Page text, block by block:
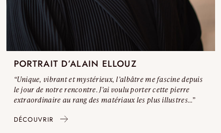
PORTRAIT D’ALAIN ELLOUZ
“Unique, vibrant et mystérieux, l’albâtre me fascine depuis
le jour de notre rencontre. J’ai voulu porter cette pierre
extraordinaire au rang des matériaux les plus illustres…”
DÉCOUVRIR